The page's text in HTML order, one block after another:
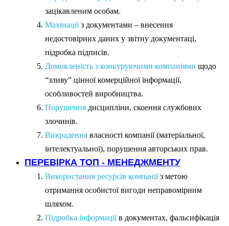
зацікавленим особам.
Махінаціїз документами – внесення
недостовірних даних у звітну документаці,
підробка підписів.
Домовленість з конкуруючими компаніями щодо
“зливу” цінної комерційної інформації,
особливостей виробництва.
Порушення дисципліни, скоення службових
злочинів.
Викрадення власності компанії (матеріальної,
інтелектуальної), порушення авторських прав.
ПЕРЕВІРКА ТОП - МЕНЕДЖМЕНТУ
Використання ресурсів компаніїз метою
отримання особистої вигоди неправомірним
шляхом.
Підробка інформаціїв документах, фальсифікація